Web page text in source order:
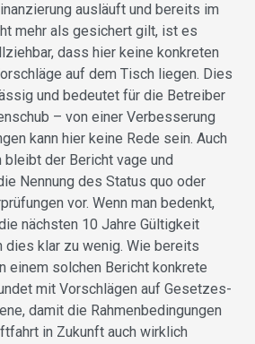
ausläuft und bereits im
mehr als gesichert gilt, ist es
dass hier keine konkreten
auf dem Tisch liegen. Dies
und bedeutet für die Betreiber
– von einer Verbesserung
kann hier keine Rede sein. Auch
bleibt der Bericht vage und
Nennung des Status quo oder
vor. Wenn man bedenkt,
nächsten 10 Jahre Gültigkeit
dies klar zu wenig. Wie bereits
einem solchen Bericht konkrete
mit Vorschlägen auf Gesetzes-
damit die Rahmenbedingungen
in Zukunft auch wirklich